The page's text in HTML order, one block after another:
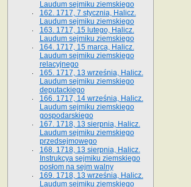
Laudum sejmiku ziemskiego
162. 1717, 7 stycznia, Halicz.
Laudum sejmiku ziemskiego
163. 1717, 15 lutego, Halicz.
Laudum sejmiku ziemskiego
164. 1717, 15 marca, Halicz.
Laudum sejmiku ziemskiego
relacyjnego
165. 1717, 13 września, Halicz.
Laudum sejmiku ziemskiego
deputackiego
166. 1717, 14 września, Halicz.
Laudum sejmiku ziemskiego
gospodarskiego
167. 1718, 13 sierpnia, Halicz.
Laudum sejmiku ziemskiego
przedsejmowego
168. 1718, 13 sierpnia, Halicz.
Instrukcya sejmiku ziemskiego
posłom na sejm walny
169. 1718, 13 września, Halicz.
Laudum sejmiku ziemskiego